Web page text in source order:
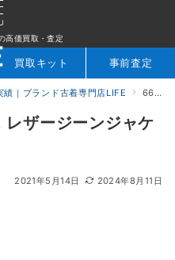
高価買取・査定
買取キット 事前査定
｜ブランド古着専門店LIFE 666 トリプルシックス レザージーンジャケット 買取実績
ザージーンジャケ
2021年5月14日 2024年8月11日